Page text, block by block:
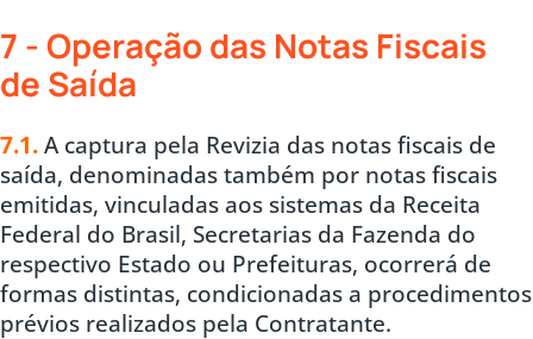
7 - Operação das Notas Fiscais
de Saída
7.1. A captura pela Revizia das notas fiscais de
saída, denominadas também por notas fiscais
emitidas, vinculadas aos sistemas da Receita
Federal do Brasil, Secretarias da Fazenda do
respectivo Estado ou Prefeituras, ocorrerá de
formas distintas, condicionadas a procedimentos
prévios realizados pela Contratante.